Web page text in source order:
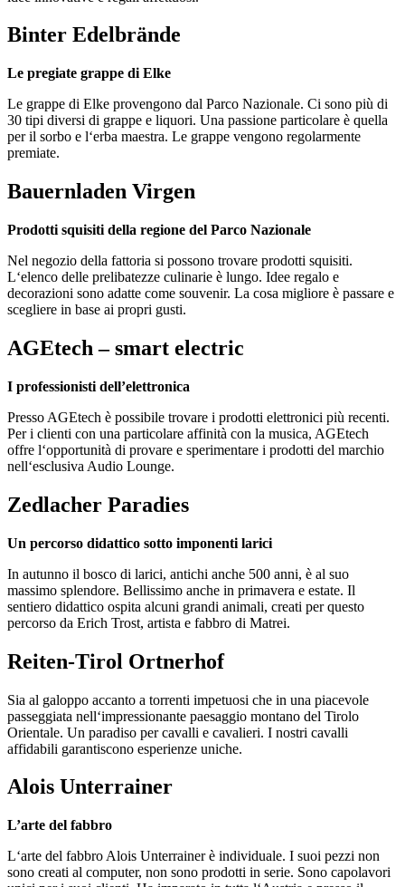
Binter Edelbrände
Le pregiate grappe di Elke
Le grappe di Elke provengono dal Parco Nazionale. Ci sono più di
30 tipi diversi di grappe e liquori. Una passione particolare è quella
per il sorbo e l‘erba maestra. Le grappe vengono regolarmente
premiate.
Bauernladen Virgen
Prodotti squisiti della regione del Parco Nazionale
Nel negozio della fattoria si possono trovare prodotti squisiti.
L‘elenco delle prelibatezze culinarie è lungo. Idee regalo e
decorazioni sono adatte come souvenir. La cosa migliore è passare e
scegliere in base ai propri gusti.
AGEtech – smart electric
I professionisti dell’elettronica
Presso AGEtech è possibile trovare i prodotti elettronici più recenti.
Per i clienti con una particolare affinità con la musica, AGEtech
offre l‘opportunità di provare e sperimentare i prodotti del marchio
nell‘esclusiva Audio Lounge.
Zedlacher Paradies
Un percorso didattico sotto imponenti larici
In autunno il bosco di larici, antichi anche 500 anni, è al suo
massimo splendore. Bellissimo anche in primavera e estate. Il
sentiero didattico ospita alcuni grandi animali, creati per questo
percorso da Erich Trost, artista e fabbro di Matrei.
Reiten-Tirol Ortnerhof
Sia al galoppo accanto a torrenti impetuosi che in una piacevole
passeggiata nell‘impressionante paesaggio montano del Tirolo
Orientale. Un paradiso per cavalli e cavalieri. I nostri cavalli
affidabili garantiscono esperienze uniche.
Alois Unterrainer
L’arte del fabbro
L‘arte del fabbro Alois Unterrainer è individuale. I suoi pezzi non
sono creati al computer, non sono prodotti in serie. Sono capolavori